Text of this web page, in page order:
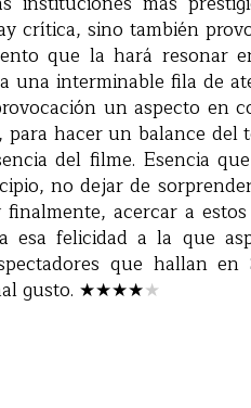
crítica, sino también
que la hará resonar
una interminable fila de
un aspecto en
hacer un balance del
del filme. Esencia
no dejar de
acercar a
felicidad a la que
que hallan
gusto. ★★★★★